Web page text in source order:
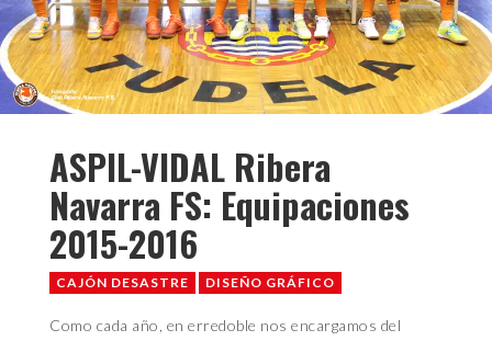
PUBLICIDAD
PROYECTOS
BLOG
ASPIL-VIDAL Ribera
Navarra FS: Equipaciones
2015-2016
CAJÓN DESASTRE DISEÑO GRÁFICO
Como cada año, en erredoble nos encargamos del